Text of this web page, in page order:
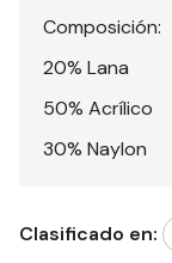
Composición:
20% Lana
50% Acrílico
30% Naylon
Clasificado en: